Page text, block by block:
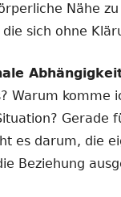
Nähe
sich ohne
Warum komme
Gerade
es darum, die
Beziehung